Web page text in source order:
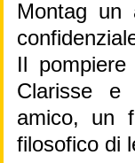
Montag un
Il
Clarisse e
amico, un
filosofico di